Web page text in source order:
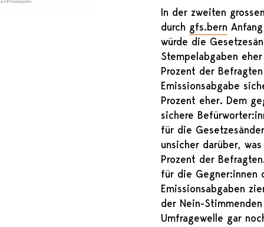
In der zweiten
durch gfs.bern
würde die
Stempelabgaben
Prozent der
Emissionsabgabe
Prozent eher. Dem
sichere
für die
unsicher darüber,
Prozent der
für die Gegner:innen
Emissionsabgaben
der Nein-
Umfragewelle gar